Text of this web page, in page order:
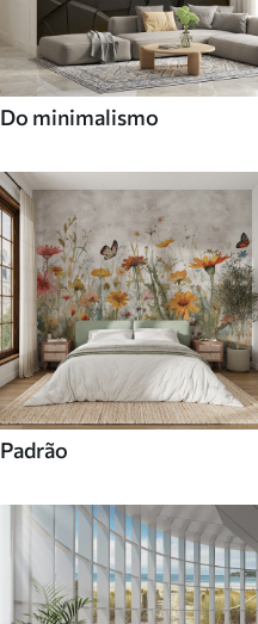
Do minimalismo
Padrão